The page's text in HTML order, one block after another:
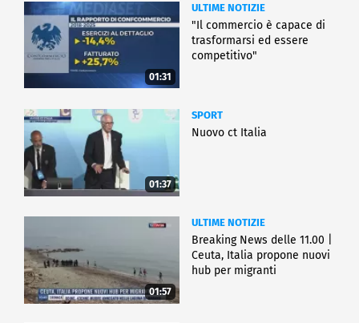
01:31
ULTIME NOTIZIE
"Il commercio è capace di
trasformarsi ed essere
competitivo"
01:37
SPORT
Nuovo ct Italia
01:57
ULTIME NOTIZIE
Breaking News delle 11.00 |
Ceuta, Italia propone nuovi
hub per migranti